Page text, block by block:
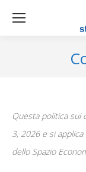
Questa politica sui
3, 2026 e si
dello Spazio